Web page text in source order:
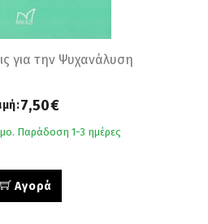
για την Ψυχανάλυση
7,50€
Παράδοση 1-3 ημέρες
Αγορά